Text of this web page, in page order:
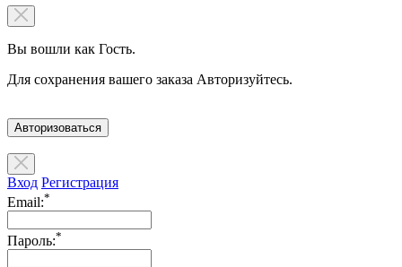
Вы вошли как Гость.
Для сохранения вашего заказа Авторизуйтесь.
Авторизоваться
Вход Регистрация
Email:*
Пароль:*